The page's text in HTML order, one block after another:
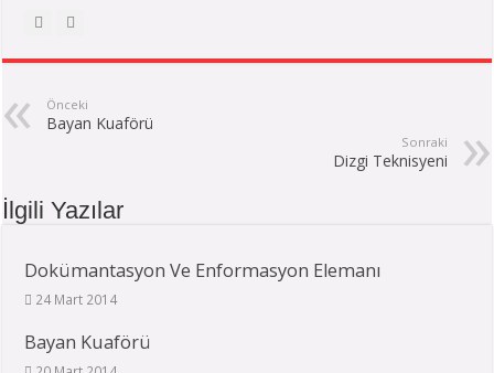
Önceki
Bayan Kuaförü
Sonraki
Dizgi Teknisyeni
İlgili Yazılar
Dokümantasyon Ve Enformasyon Elemanı
24 Mart 2014
Bayan Kuaförü